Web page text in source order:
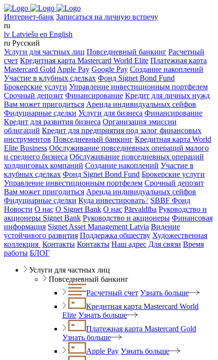
Интернет-банк Записаться на личную встречу
ru
lv Latviešu en English
ru Русский
Услуги для частных лиц Повседневный банкинг Расчетный
счет Кредитная карта Mastercard World Elite Платежная карта
Mastercard Gold Apple Pay Google Pay Создание накоплений
Участие в клубных сделках Фонд Signet Bond Fund
Брокерские услуги Управление инвестиционным портфелем
Срочный депозит Финансирование Кредит для личных нужд
Вам может пригодиться Аренда индивидуальных сейфов
Фидуциарные сделки Услуги для бизнеса Финансирование
Кредит для развития бизнеса Организация эмиссии
облигаций Кредит для предприятия под залог финансовых
инструментов Повседневный банкинг Кредитная карта World
Elite Business Обслуживание повседневных операций малого
и среднего бизнеса Обслуживание повседневных операций
холдинговых компаний Создание накоплений Участие в
клубных сделках Фонд Signet Bond Fund Брокерские услуги
Управление инвестиционным портфелем Срочный депозит
Вам может пригодиться Аренда индивидуальных сейфов
Фидуциарные сделки Куда инвестировать? SBBF Фонд
Новости О нас O Signet Bank О нас Pārvaldība Руководство и
акционеры Signet Bank Руководство и акционеры Финансовая
информация Signet Asset Management Latvia Видение
устойчивого развития Поддержка обществу Художественная
коллекция Контакты Контакты Наш адрес Для связи Время
работы БЛОГ
Услуги для частных лиц
Повседневный банкинг
Расчетный счет Узнать больше
Кредитная карта Mastercard World
Elite Узнать больше
Платежная карта Mastercard Gold
Узнать больше
Apple Pay Узнать больше